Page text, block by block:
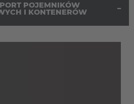
POJEMNIKÓW
I KONTENERÓW